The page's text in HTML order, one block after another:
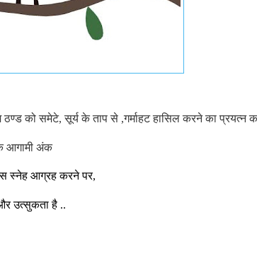
ठण्ड को समेटे, सूर्य के ताप से ,
गर्माहट हासिल करने का प्रयत्न
के आगामी अंक
स्नेह आग्रह करने पर,
उत्सुकता है ..